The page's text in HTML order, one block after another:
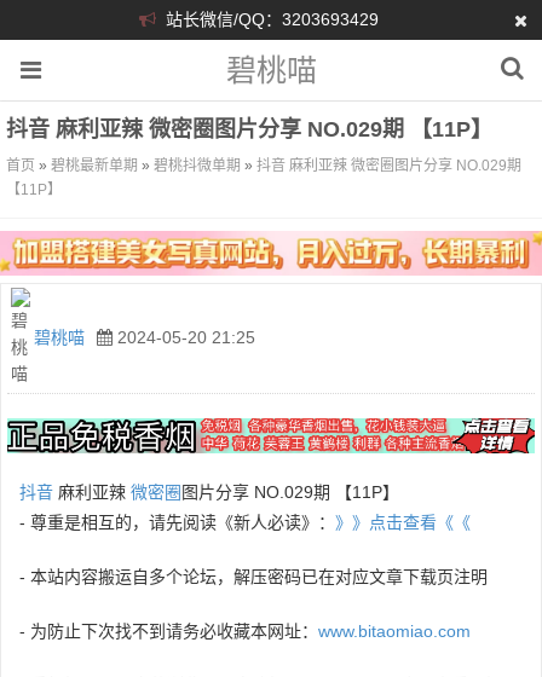
站长微信/QQ：3203693429
碧桃喵
抖音 麻利亚辣 微密圈图片分享 NO.029期 【11P】
首页 » 碧桃最新单期 » 碧桃抖微单期 » 抖音 麻利亚辣 微密圈图片分享 NO.029期
【11P】
碧桃喵 2024-05-20 21:25
抖音 麻利亚辣 微密圈 图片分享 NO.029期 【11P】
- 尊重是相互的，请先阅读《新人必读》： 》》点击查看《《
- 本站内容搬运自多个论坛，解压密码已在对应文章下载页注明
- 为防止下次找不到请务必收藏本网址： www.bitaomiao.com